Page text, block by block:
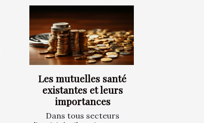
Les mutuelles santé
existantes et leurs
importances
Dans tous secteurs